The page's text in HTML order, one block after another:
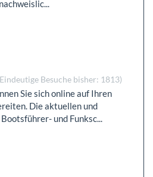
Besuche bisher: 1813)
Sie sich online auf Ihren
Die aktuellen und
und Funksc...